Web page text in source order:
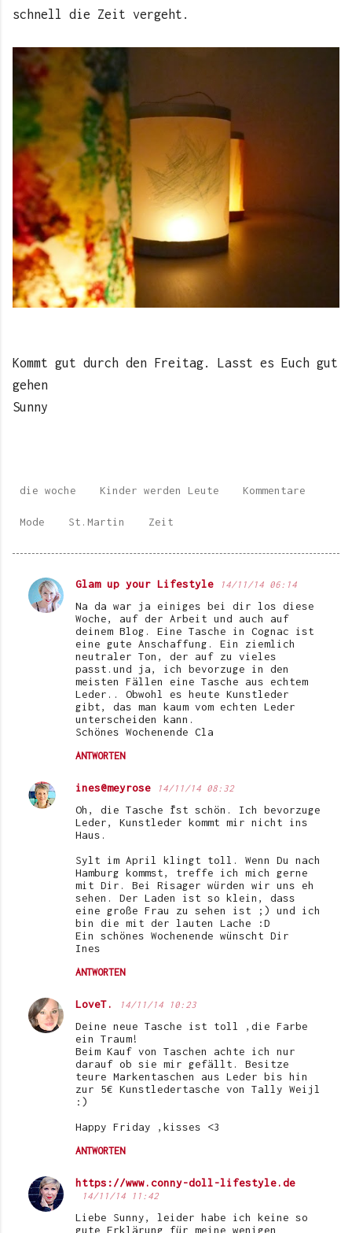
schnell die Zeit vergeht.
Kommt gut durch den Freitag. Lasst es Euch gut
gehen
Sunny
die woche Kinder werden Leute Kommentare
Mode St.Martin Zeit
K
e
Glam up your Lifestyle 14/11/14 06:14
Na da war ja einiges bei dir los diese
Woche, auf der Arbeit und auch auf
deinem Blog. Eine Tasche in Cognac ist
eine gute Anschaffung. Ein ziemlich
neutraler Ton, der auf zu vieles
passt.und ja, ich bevorzuge in den
meisten Fällen eine Tasche aus echtem
Leder.. Obwohl es heute Kunstleder
gibt, das man kaum vom echten Leder
unterscheiden kann.
Schönes Wochenende Cla
ANTWORTEN
ines@meyrose 14/11/14 08:32
Oh, die Tasche ist schön. Ich bevorzuge
Leder, Kunstleder kommt mir nicht ins
Haus.
Sylt im April klingt toll. Wenn Du nach
Hamburg kommst, treffe ich mich gerne
mit Dir. Bei Risager würden wir uns eh
sehen. Der Laden ist so klein, dass
eine große Frau zu sehen ist ;) und ich
bin die mit der lauten Lache :D
Ein schönes Wochenende wünscht Dir
Ines
ANTWORTEN
LoveT. 14/11/14 10:23
Deine neue Tasche ist toll ,die Farbe
ein Traum!
Beim Kauf von Taschen achte ich nur
darauf ob sie mir gefällt. Besitze
teure Markentaschen aus Leder bis hin
zur 5€ Kunstledertasche von Tally Weijl
:)
Happy Friday ,kisses <3
ANTWORTEN
https://www.conny-doll-lifestyle.de
14/11/14 11:42
Liebe Sunny, leider habe ich keine so
gute Erklärung für meine wenigen